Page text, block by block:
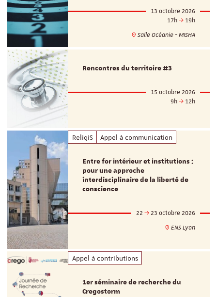
13 octobre 2026
17h
19h
Salle Océanie - MISHA
Rencontres du territoire #3
15 octobre 2026
9h
12h
ReligiS Appel à communication
Entre for intérieur et institutions :
pour une approche
interdisciplinaire de la liberté de
conscience
22
23 octobre 2026
ENS Lyon
Appel à contributions
1er séminaire de recherche du
Cregostorm